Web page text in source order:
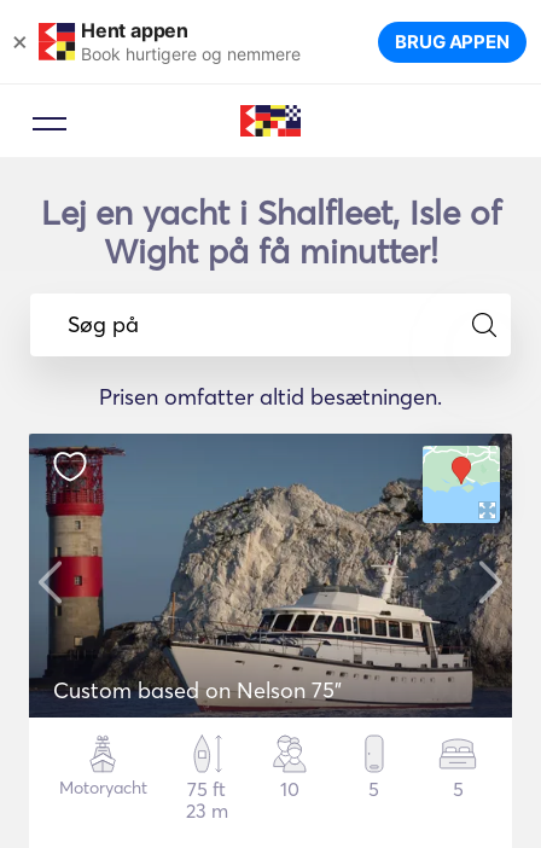
× Hent appen
Book hurtigere og nemmere BRUG APPEN
Lej en yacht i Shalfleet, Isle of
Wight på få minutter!
Søg på
Prisen omfatter altid besætningen.
Custom based on Nelson 75"
Motoryacht
75 ft
23 m
10 5 5